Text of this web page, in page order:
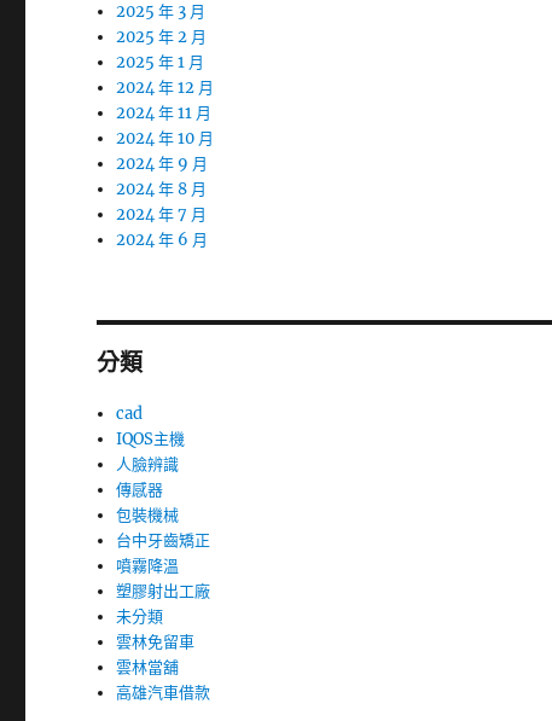
2025 年 3 月
2025 年 2 月
2025 年 1 月
2024 年 12 月
2024 年 11 月
2024 年 10 月
2024 年 9 月
2024 年 8 月
2024 年 7 月
2024 年 6 月
分類
cad
IQOS主機
人臉辨識
傳感器
包裝機械
台中牙齒矯正
噴霧降溫
塑膠射出工廠
未分類
雲林免留車
雲林當舖
高雄汽車借款